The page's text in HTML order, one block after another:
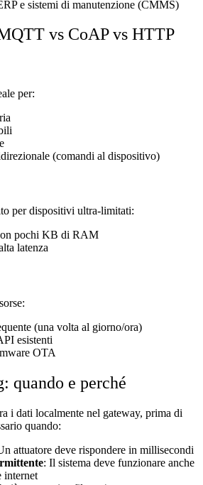
e sistemi di manutenzione (CMMS)
vs CoAP vs HTTP
per:
(comandi al dispositivo)
per dispositivi ultra-limitati:
pochi KB di RAM
latenza
(una volta al giorno/ora)
esistenti
OTA
quando e perché
i dati localmente nel gateway, prima di
quando:
attuatore deve rispondere in millisecondi
: Il sistema deve funzionare anche
internet